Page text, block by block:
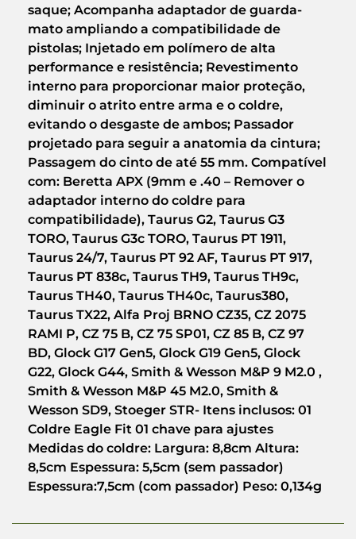
saque; Acompanha adaptador de guarda-
mato ampliando a compatibilidade de
pistolas; Injetado em polímero de alta
performance e resistência; Revestimento
interno para proporcionar maior proteção,
diminuir o atrito entre arma e o coldre,
evitando o desgaste de ambos; Passador
projetado para seguir a anatomia da cintura;
Passagem do cinto de até 55 mm. Compatível
com: Beretta APX (9mm e .40 – Remover o
adaptador interno do coldre para
compatibilidade), Taurus G2, Taurus G3
TORO, Taurus G3c TORO, Taurus PT 1911,
Taurus 24/7, Taurus PT 92 AF, Taurus PT 917,
Taurus PT 838c, Taurus TH9, Taurus TH9c,
Taurus TH40, Taurus TH40c, Taurus380,
Taurus TX22, Alfa Proj BRNO CZ35, CZ 2075
RAMI P, CZ 75 B, CZ 75 SP01, CZ 85 B, CZ 97
BD, Glock G17 Gen5, Glock G19 Gen5, Glock
G22, Glock G44, Smith & Wesson M&P 9 M2.0 ,
Smith & Wesson M&P 45 M2.0, Smith &
Wesson SD9, Stoeger STR- Itens inclusos: 01
Coldre Eagle Fit 01 chave para ajustes
Medidas do coldre: Largura: 8,8cm Altura:
8,5cm Espessura: 5,5cm (sem passador)
Espessura:7,5cm (com passador) Peso: 0,134g